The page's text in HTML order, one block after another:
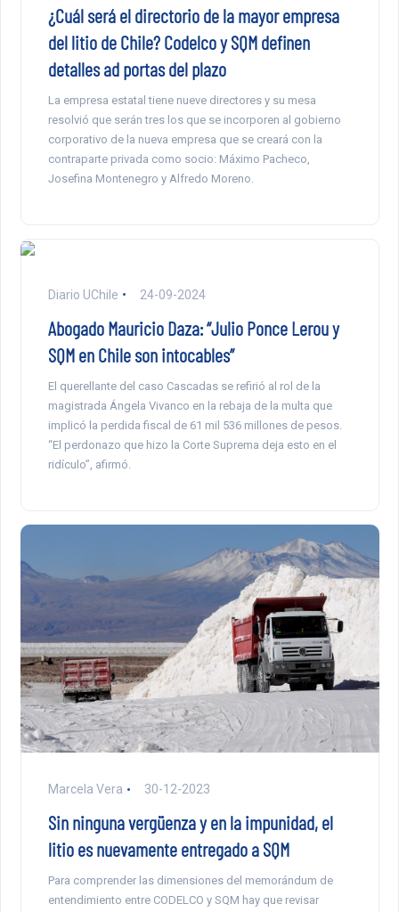
¿Cuál será el directorio de la mayor empresa
del litio de Chile? Codelco y SQM definen
detalles ad portas del plazo
La empresa estatal tiene nueve directores y su mesa
resolvió que serán tres los que se incorporen al gobierno
corporativo de la nueva empresa que se creará con la
contraparte privada como socio: Máximo Pacheco,
Josefina Montenegro y Alfredo Moreno.
Diario UChile 24-09-2024
Abogado Mauricio Daza: “Julio Ponce Lerou y
SQM en Chile son intocables”
El querellante del caso Cascadas se refirió al rol de la
magistrada Ángela Vivanco en la rebaja de la multa que
implicó la perdida fiscal de 61 mil 536 millones de pesos.
“El perdonazo que hizo la Corte Suprema deja esto en el
ridículo”, afirmó.
Marcela Vera 30-12-2023
Sin ninguna vergüenza y en la impunidad, el
litio es nuevamente entregado a SQM
Para comprender las dimensiones del memorándum de
entendimiento entre CODELCO y SQM hay que revisar